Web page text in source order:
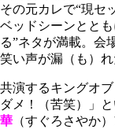
その元カレで“現セ
ベッドシーンとと
る”ネタが満載。会
笑い声が漏（も）れ
共演するキングオブ
ダメ！（苦笑）」
華 （すぐろさやか